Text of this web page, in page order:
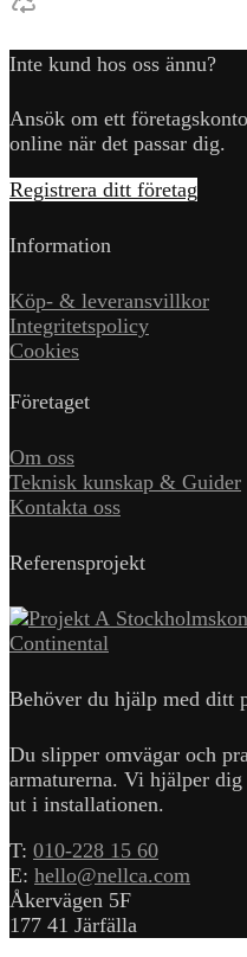
Inte kund hos oss ännu?
Ansök om ett
online när det passar dig.
Registrera ditt företag
Information
Köp- & leveransvillkor
Integritetspolicy
Cookies
Företaget
Om oss
Teknisk kunskap & Guider
Kontakta oss
Referensprojekt
Continental
Behöver du hjälp med ditt
Du slipper omvägar och
armaturerna. Vi hjälper
ut i installationen.
T: 010-228 15 60
E: hello@nellca.com
Åkervägen 5F
177 41 Järfälla